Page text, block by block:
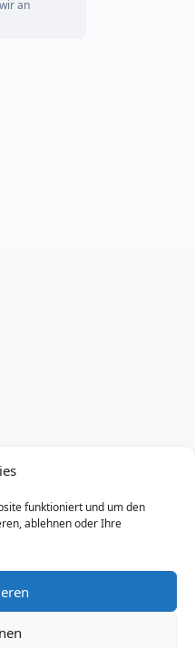
funktioniert und um den
ablehnen oder Ihre
an